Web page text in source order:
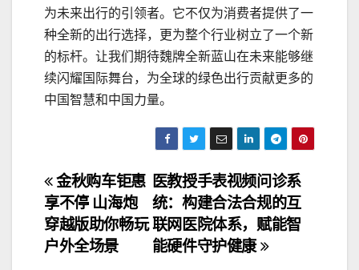
为未来出行的引领者。它不仅为消费者提供了一
种全新的出行选择，更为整个行业树立了一个新
的标杆。让我们期待魏牌全新蓝山在未来能够继
续闪耀国际舞台，为全球的绿色出行贡献更多的
中国智慧和中国力量。
文
章
导
医教授手表视频问诊系
统：构建合法合规的互
联网医院体系，赋能智
能硬件守护健康
金秋购车钜惠
享不停 山海炮
穿越版助你畅玩
户外全场景